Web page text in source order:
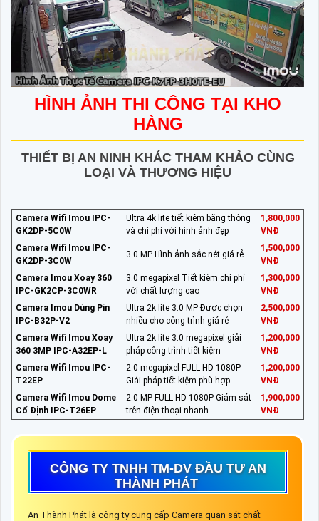
HÌNH ẢNH THI CÔNG TẠI KHO
HÀNG
THIẾT BỊ AN NINH KHÁC THAM KHẢO CÙNG
LOẠI VÀ THƯƠNG HIỆU
Camera Wifi Imou IPC-
GK2DP-5C0W
Ultra 4k lite tiết kiệm băng thông
và chi phí với hình ảnh đẹp
1,800,000
VNĐ
Camera Wifi Imou IPC-
GK2DP-3C0W
3.0 MP Hình ảnh sắc nét giá rẻ
1,500,000
VNĐ
Camera Imou Xoay 360
IPC-GK2CP-3C0WR
3.0 megapixel Tiết kiệm chi phí
với chất lượng cao
1,300,000
VNĐ
Camera Imou Dùng Pin
IPC-B32P-V2
Ultra 2k lite 3.0 MP Được chọn
nhiều cho công trình giá rẻ
2,500,000
VNĐ
Camera Wifi Imou Xoay
360 3MP IPC-A32EP-L
Ultra 2k lite 3.0 megapixel giải
pháp công trình tiết kiệm
1,200,000
VNĐ
Camera Wifi Imou IPC-
T22EP
2.0 megapixel FULL HD 1080P
Giải pháp tiết kiệm phù hợp
1,200,000
VNĐ
Camera Wifi Imou Dome
Cố Định IPC-T26EP
2.0 MP FULL HD 1080P Giám sát
trên điện thoại nhanh
1,900,000
VNĐ
CÔNG TY TNHH TM-DV ĐẦU TƯ AN
THÀNH PHÁT
An Thành Phát là công ty cung cấp Camera quan sát chất